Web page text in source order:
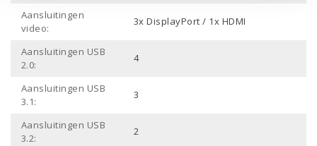
Aansluitingen
video:
3x DisplayPort / 1x HDMI
Aansluitingen USB
2.0:
4
Aansluitingen USB
3.1:
3
Aansluitingen USB
3.2:
2